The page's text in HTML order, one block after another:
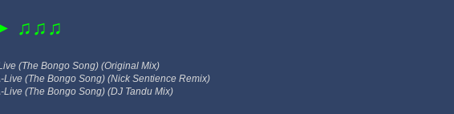
♫♫♫
(The Bongo Song) (Original Mix)
Live (The Bongo Song) (Nick Sentience Remix)
Live (The Bongo Song) (DJ Tandu Mix)